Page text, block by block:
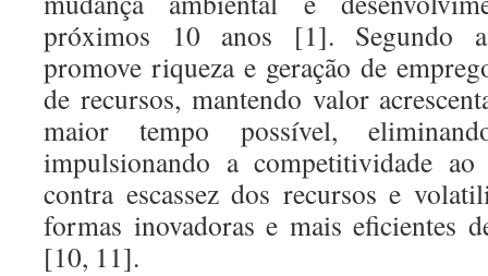
próximos 10 anos [1]. Segundo
promove riqueza e geração de
de recursos, mantendo valor
maior tempo possível,
impulsionando a competitividade ao
contra escassez dos recursos e
formas inovadoras e mais eficientes
[10, 11].